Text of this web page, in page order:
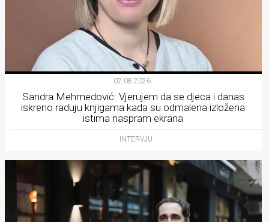
02.08.2026.
Sandra Mehmedović: Vjerujem da se djeca i danas
iskreno raduju knjigama kada su odmalena izložena
istima naspram ekrana
INTERVJU